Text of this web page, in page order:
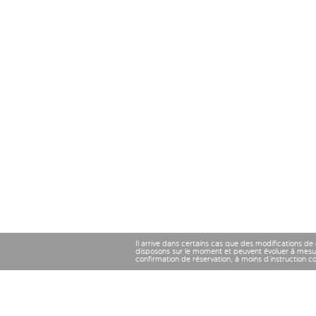
Il arrive dans certains cas que des modifications
disposons sur le moment et peuvent évoluer à
confirmation de réservation, à moins d’instruction